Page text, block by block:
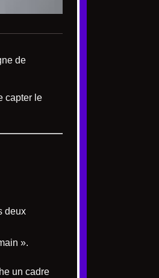
de
capter le
deux
».
un cadre